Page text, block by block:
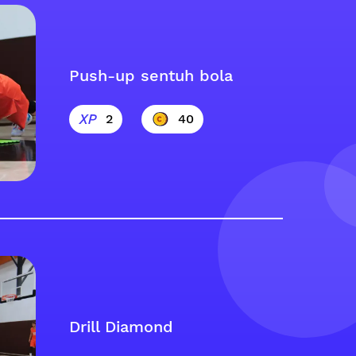
Push-up sentuh bola
2 40
Drill Diamond